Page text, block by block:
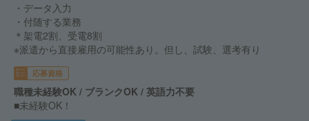
・データ入力
・付随する業務
＊架電2割、受電8割
※派遣から直接雇用の可能性あり。但し、試験、選考有り
応募資格
職種未経験OK / ブランクOK / 英語力不要
■未経験OK！